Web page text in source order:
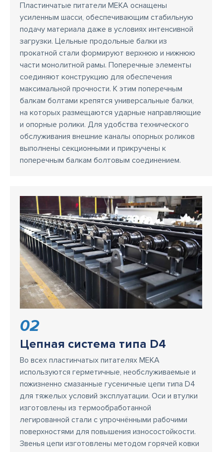
Пластинчатые питатели MEKA оснащены
усиленным шасси, обеспечивающим стабильную
подачу материала даже в условиях интенсивной
загрузки. Цельные продольные балки из
прокатной стали формируют верхнюю и нижнюю
части монолитной рамы. Поперечные элементы
соединяют конструкцию для обеспечения
максимальной прочности. К этим поперечным
балкам болтами крепятся универсальные балки,
на которых размещаются ударные направляющие
и опорные ролики. Для удобства технического
обслуживания внешние каналы опорных роликов
выполнены секционными и прикручены к
поперечным балкам болтовым соединением.
02
Цепная система типа D4
Во всех пластинчатых питателях MEKA
используются герметичные, необслуживаемые и
пожизненно смазанные гусеничные цепи типа D4
для тяжелых условий эксплуатации. Оси и втулки
изготовлены из термообработанной
легированной стали с упрочнёнными рабочими
поверхностями для повышения износостойкости.
Звенья цепи изготовлены методом горячей ковки